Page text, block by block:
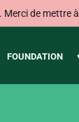
de mettre
FOUNDATION